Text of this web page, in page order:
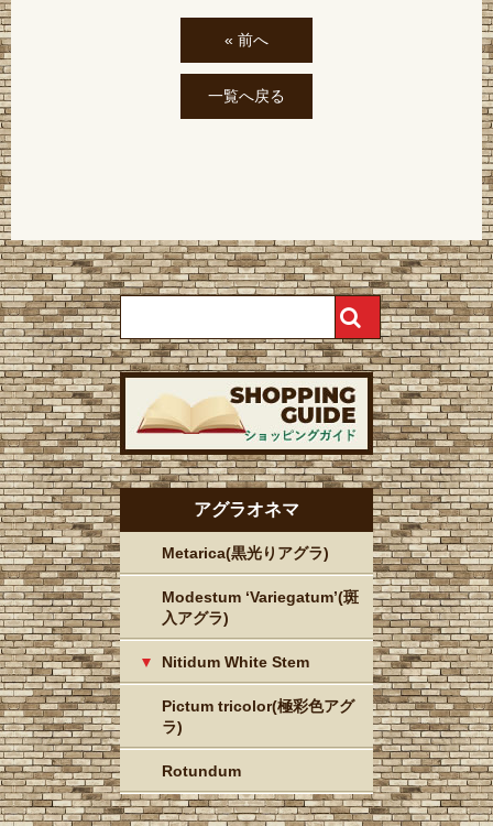
« 前へ
一覧へ戻る
アグラオネマ
Metarica(黒光りアグラ)
Modestum ‘Variegatum’(斑
入アグラ)
Nitidum White Stem
Pictum tricolor(極彩色アグ
ラ)
Rotundum